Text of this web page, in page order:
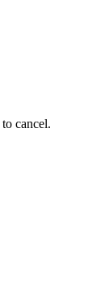
to cancel.